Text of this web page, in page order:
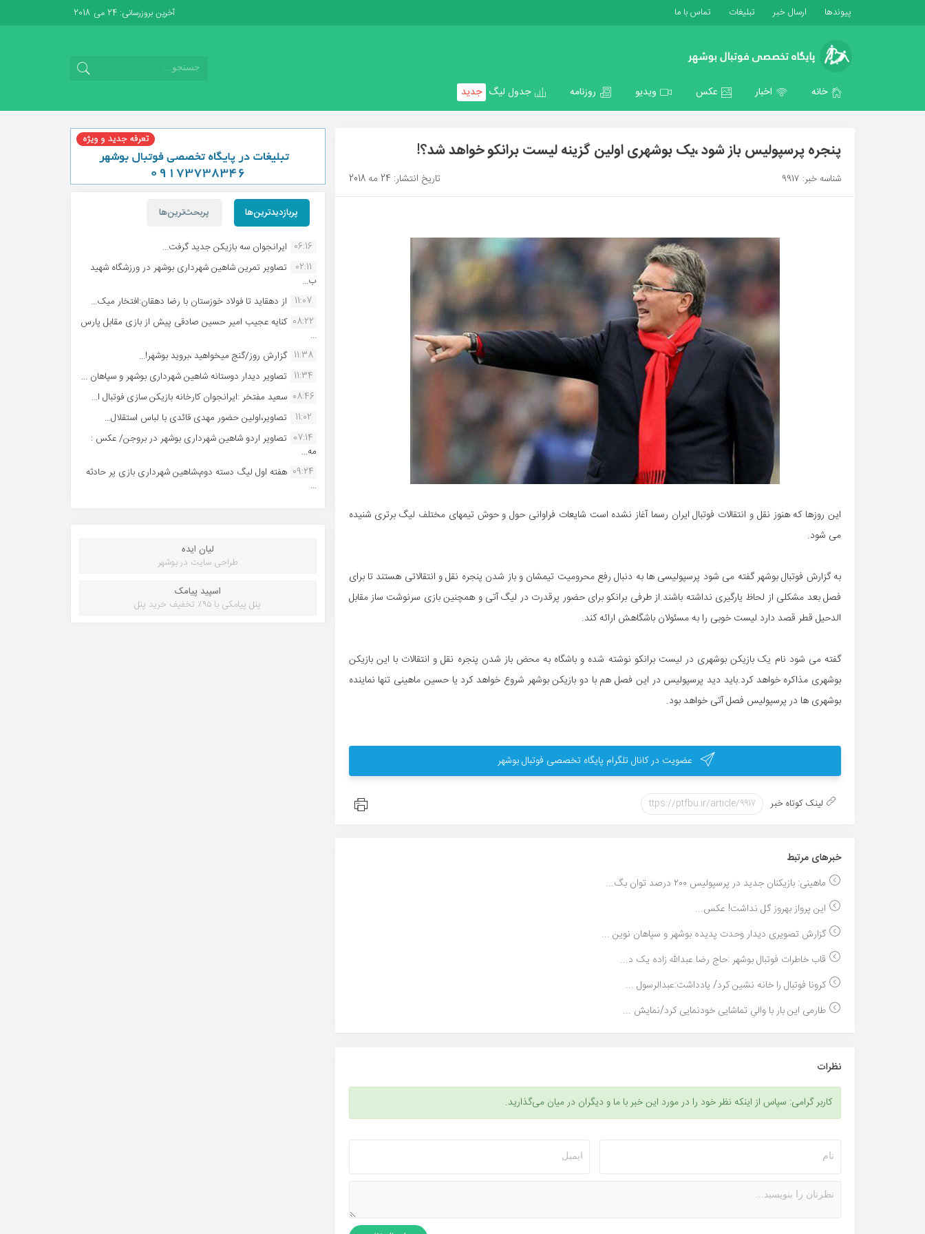
پیوندها ارسال خبر تبلیغات تماس با ما آخرین بروزرسانی: 24 می 2018
خانه اخبار عکس ویدیو روزنامه جدول لیگ جدید
پنجره پرسپولیس باز شود ،یک بوشهری اولین گزینه لیست برانکو خواهد شد؟!
شناسه خبر: 9917 تاریخ انتشار: 24 مه 2018
این روزها که هنوز نقل و انتقالات فوتبال ایران رسما آغاز نشده است شایعات فراوانی حول و حوش تیمهای مختلف لیگ برتری شنیده
می شود.
به گزارش فوتبال بوشهر گفته می شود پرسپولیسی ها به دنبال رفع محرومیت تیمشان و باز شدن پنجره نقل و انتقالاتی هستند تا برای
فصل بعد مشکلی از لحاظ یارگیری نداشته باشند.از طرفی برانکو برای حضور پرقدرت در لیگ آتی و همچنین بازی سرنوشت ساز مقابل
الدحیل قطر قصد دارد لیست خوبی را به مسئولان باشگاهش ارائه کند.
گفته می شود نام یک بازیکن بوشهری در لیست برانکو نوشته شده و باشگاه به محض باز شدن پنجره نقل و انتقالات با این بازیکن
بوشهری مذاکره خواهد کرد.باید دید پرسپولیس در این فصل هم با دو بازیکن بوشهر شروع خواهد کرد یا حسین ماهینی تنها نماینده
بوشهری ها در پرسپولیس فصل آتی خواهد بود.
عضویت در کانال تلگرام پایگاه تخصصی فوتبال بوشهر
لینک کوتاه خبر
خبر‌های مرتبط
ماهینی: بازیکنان جدید در پرسپولیس ۲۰۰ درصد توان بگ...
این پرواز بهروز گل نداشت! عکس...
گزارش تصویری دیدار وحدت پدیده بوشهر و سپاهان نوین ...
قاب خاطرات فوتبال بوشهر :حاج رضا عبدالله زاده یک د...
کرونا فوتبال را خانه ‎نشین کرد/ یادداشت:عبدالرسول ...
طارمی این بار با والیِ تماشایی خودنمایی کرد/نمایش ...
نظرات
کاربر گرامی: سپاس از اینکه نظر خود را در مورد این خبر با ما و دیگران در میان می‌گذارید.
پربازدیدترین‌ها پربحث‌ترین‌ها
06:16 ایرانجوان سه بازیکن جدید گرفت...
02:11
تصاویر تمرین شاهین شهردارى بوشهر در ورزشگاه شهید
ب...
11:07 از دهقاید تا فولاد خوزستان با رضا دهقان:افتخار میک...
08:22 کنایه عجیب امیر حسین صادقی پیش از بازی مقابل پارس
...
11:38 گزارش روز/گنج میخواهید ،بروید بوشهر!...
11:34 تصاویر دیدار دوستانه شاهین شهردارى بوشهر و سپاهان ...
08:46 سعید مفتخر :ایرانجوان کارخانه بازیکن سازی فوتبال ا...
11:02
تصاویر،اولین حضور مهدی قائدی با لباس استقلال...
07:14 تصاویر اردو شاهین شهرداری بوشهر در بروجن/ عکس :
مه...
09:24 هفته اول لیگ دسته دوم،شاهین شهرداری بازی پر حادثه
...
لیان ایده
طراحی سایت در بوشهر
اسپید پیامک
پنل پیامکی با ۹۵٪ تخفیف خرید پنل